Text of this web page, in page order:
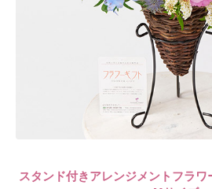
スタンド付きアレンジメントフラ